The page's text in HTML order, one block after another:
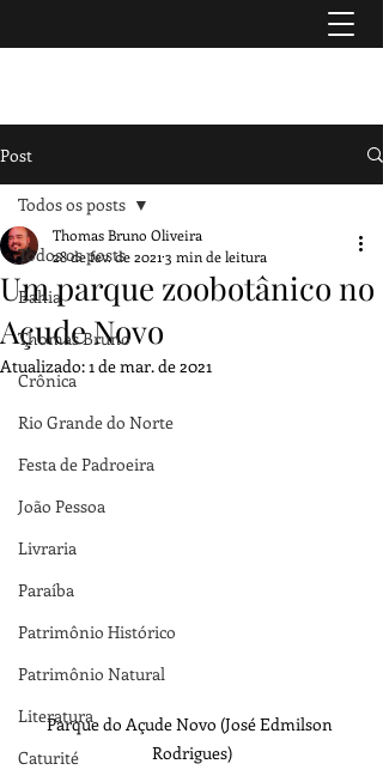
Post
Todos os posts
Bahia
Thomas Bruno
Crônica
Rio Grande do Norte
Festa de Padroeira
João Pessoa
Livraria
Paraíba
Patrimônio Histórico
Patrimônio Natural
Literatura
Caturité
Todos os posts
Um parque zoobotânico no
Açude Novo
Thomas Bruno Oliveira
28 de fev. de 2021 3 min de leitura
Atualizado:1 de mar. de 2021
Parque do Açude Novo (José Edmilson
Rodrigues)